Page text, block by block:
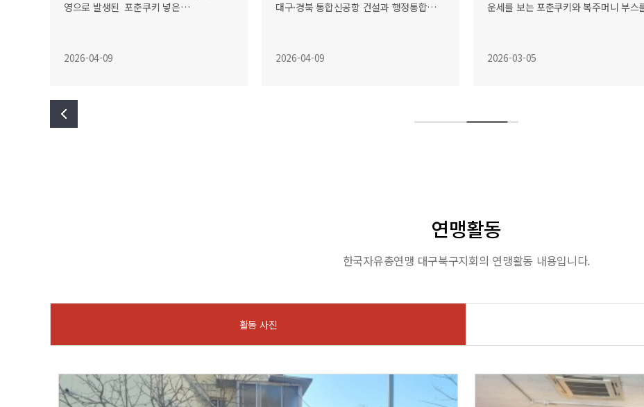
대구·경북 통합신공항 건설과 행정통합…
2026-04-09
운세를 보는 포춘쿠키와 복주머니 부스를…
2026-03-05
명절을 앞두고 2월 4일 성보재활원을 찾
2026-02-04
연맹활동
한국자유총연맹 대구북구지회의 연맹활동 내용입니다.
활동 사진